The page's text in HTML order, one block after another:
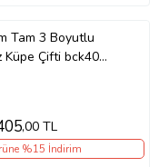
Tam 3 Boyutlu
Küpe Çifti bck40
,00 TL
%15 İndirim